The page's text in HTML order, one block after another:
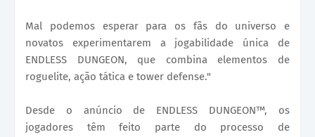
Mal podemos esperar para os fãs do universo e
novatos experimentarem a jogabilidade única de
ENDLESS DUNGEON, que combina elementos de
roguelite, ação tática e tower defense."
Desde o anúncio de ENDLESS DUNGEON™, os
jogadores têm feito parte do processo de